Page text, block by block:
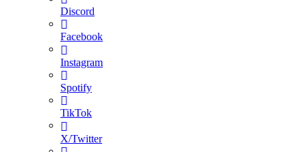
Discord
Facebook
Instagram
Spotify
TikTok
X/Twitter